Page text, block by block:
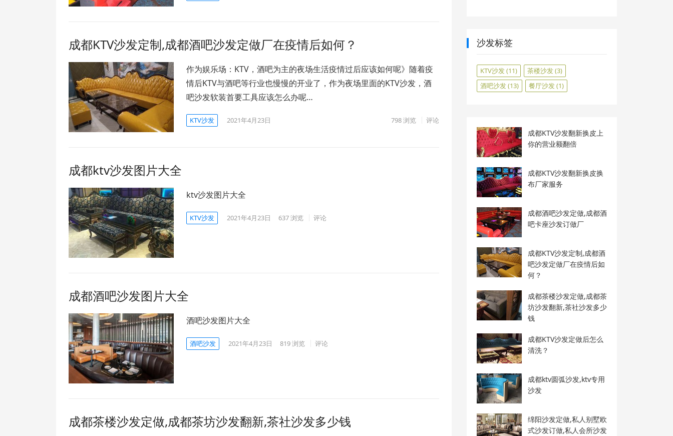
成都KTV沙发定制,成都酒吧沙发定做厂在疫情后如何？
作为娱乐场：KTV，酒吧为主的夜场生活疫情过后应该如何呢》随着疫
情后KTV与酒吧等行业也慢慢的开业了，作为夜场里面的KTV沙发，酒
吧沙发软装首要工具应该怎么办呢…
KTV沙发 2021年4月23日 798浏览 评论
成都ktv沙发图片大全
ktv沙发图片大全
KTV沙发 2021年4月23日 637浏览 评论
成都酒吧沙发图片大全
酒吧沙发图片大全
酒吧沙发 2021年4月23日 819浏览 评论
成都茶楼沙发定做,成都茶坊沙发翻新,茶社沙发多少钱
沙发标签
KTV沙发(11) 茶楼沙发(3)
酒吧沙发(13) 餐厅沙发(1)
成都KTV沙发翻新换皮上
你的营业额翻倍
成都KTV沙发翻新换皮换
布厂家服务
成都酒吧沙发定做,成都酒
吧卡座沙发订做厂
成都KTV沙发定制,成都酒
吧沙发定做厂在疫情后如
何？
成都茶楼沙发定做,成都茶
坊沙发翻新,茶社沙发多少
钱
成都KTV沙发定做后怎么
清洗？
成都ktv圆弧沙发,ktv专用
沙发
绵阳沙发定做,私人别墅欧
式沙发订做,私人会所沙发